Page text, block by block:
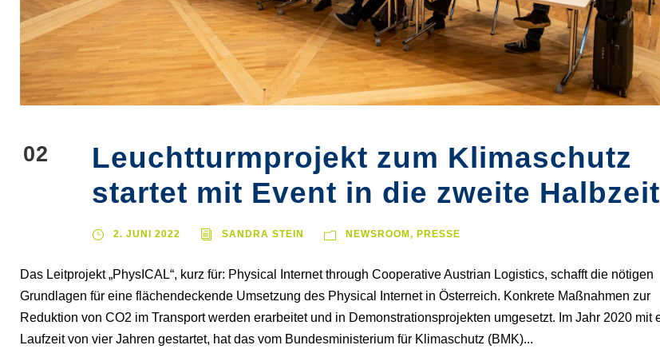
02
Leuchtturmprojekt zum Klimaschutz
startet mit Event in die zweite Halbzeit
2. JUNI 2022 SANDRA STEIN NEWSROOM , PRESSE
Das Leitprojekt „PhysICAL“, kurz für: Physical Internet through Cooperative Austrian Logistics, schafft die nötigen
Grundlagen für eine flächendeckende Umsetzung des Physical Internet in Österreich. Konkrete Maßnahmen zur
Reduktion von CO2 im Transport werden erarbeitet und in Demonstrationsprojekten umgesetzt. Im Jahr 2020 mit
Laufzeit von vier Jahren gestartet, hat das vom Bundesministerium für Klimaschutz (BMK)...